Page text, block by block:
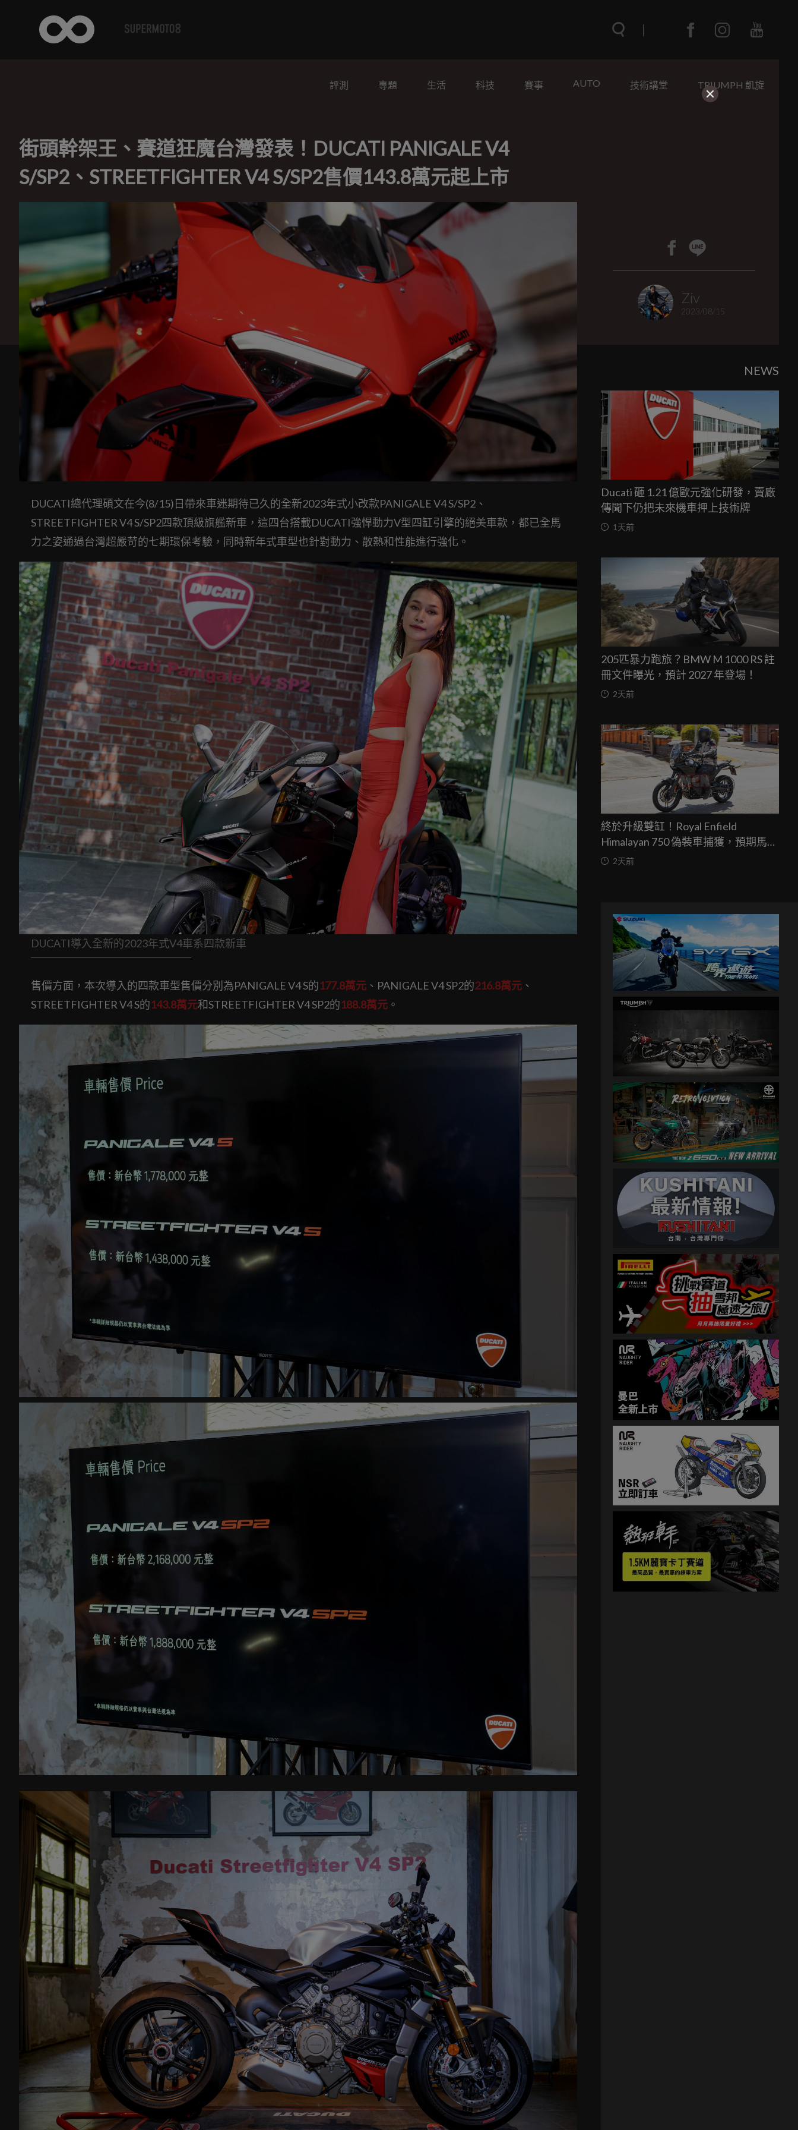
評測 專題 生活 科技 賽事 AUTO 技術講堂 TRIUMPH 凱旋
街頭幹架王、賽道狂魔台灣發表！DUCATI PANIGALE V4
S/SP2、STREETFIGHTER V4 S/SP2售價143.8萬元起上市
Ziv
2023/08/15
DUCATI總代理碩文在今(8/15)日帶來車迷期待已久的全新2023年式小改款PANIGALE V4 S/SP2、
STREETFIGHTER V4 S/SP2四款頂級旗艦新車，這四台搭載DUCATI強悍動力V型四缸引擎的絕美車款，都已全馬
力之姿通過台灣超嚴苛的七期環保考驗，同時新年式車型也針對動力、散熱和性能進行強化。
DUCATI導入全新的2023年式V4車系四款新車
售價方面，本次導入的四款車型售價分別為PANIGALE V4 S的177.8萬元 、PANIGALE V4 SP2的216.8萬元 、
STREETFIGHTER V4 S的143.8萬元和STREETFIGHTER V4 SP2的188.8萬元 。
NEWS
Ducati 砸 1.21 億歐元強化研發，賣廠
傳聞下仍把未來機車押上技術牌
1天前
205匹暴力跑旅？BMW M 1000 RS 註
冊文件曝光，預計 2027 年登場！
2天前
終於升級雙缸！Royal Enfield
Himalayan 750 偽裝車捕獲，預期馬力
突破67匹，最快米蘭車展亮相
2天前